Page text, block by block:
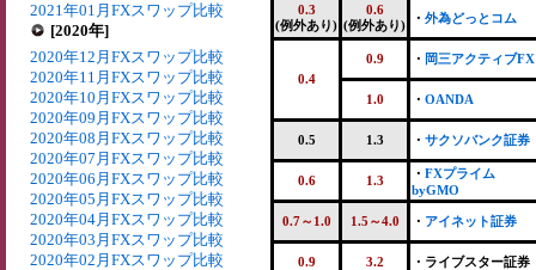
2021年01月FXスワップ比較
[2020年]
2020年12月FXスワップ比較
2020年11月FXスワップ比較
2020年10月FXスワップ比較
2020年09月FXスワップ比較
2020年08月FXスワップ比較
2020年07月FXスワップ比較
2020年06月FXスワップ比較
2020年05月FXスワップ比較
2020年04月FXスワップ比較
2020年03月FXスワップ比較
2020年02月FXスワップ比較
0.3
(例外あり)
0.6
(例外あり)
・ 外為どっとコム
0.4
0.9 ・ 岡三アクティブFX
1.0 ・ OANDA
0.5 1.3 ・ サクソバンク証券
0.6 1.3 ・ FXプライム
byGMO
0.7～1.0 1.5～4.0 ・ アイネット証券
0.9 3.2 ・ライブスター証券